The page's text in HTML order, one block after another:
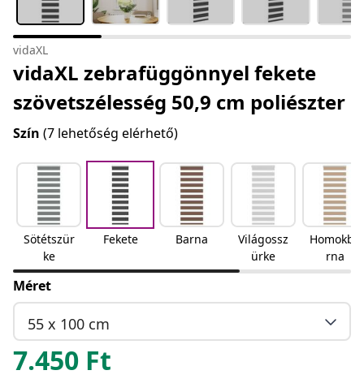
vidaXL
vidaXL zebrafüggönnyel fekete
szövetszélesség 50,9 cm poliészter
Szín (7 lehetőség elérhető)
Sötétszür
ke
Fekete Barna
Világossz
ürke
Homokba
rna
Méret
55 x 100 cm
7.450 Ft